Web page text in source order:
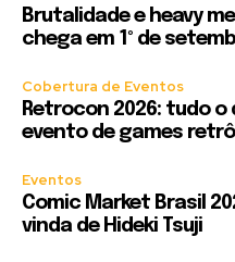
Brutalidade e heavy
chega em 1º de
Cobertura de Eventos
Retrocon 2026: tudo o
evento de games retrô
Eventos
Comic Market Brasil
vinda de Hideki Tsuji